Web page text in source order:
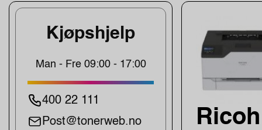
Kjøpshjelp
Man - Fre 09:00 - 17:00
400 22 111
Post@tonerweb.no